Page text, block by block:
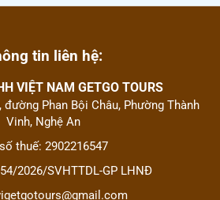
tin liên hệ:
VIỆT NAM GETGO TOURS
Phan Bội Châu, Phường Thành
Vinh, Nghệ An
thuế: 2902216547
2026/SVHTTDL-GP LHNĐ